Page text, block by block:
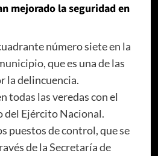
mejorado la seguridad en
número siete en la
que es una de las
la delincuencia.
todas las veredas con el
del Ejército Nacional.
puestos de control, que se
de la Secretaría de